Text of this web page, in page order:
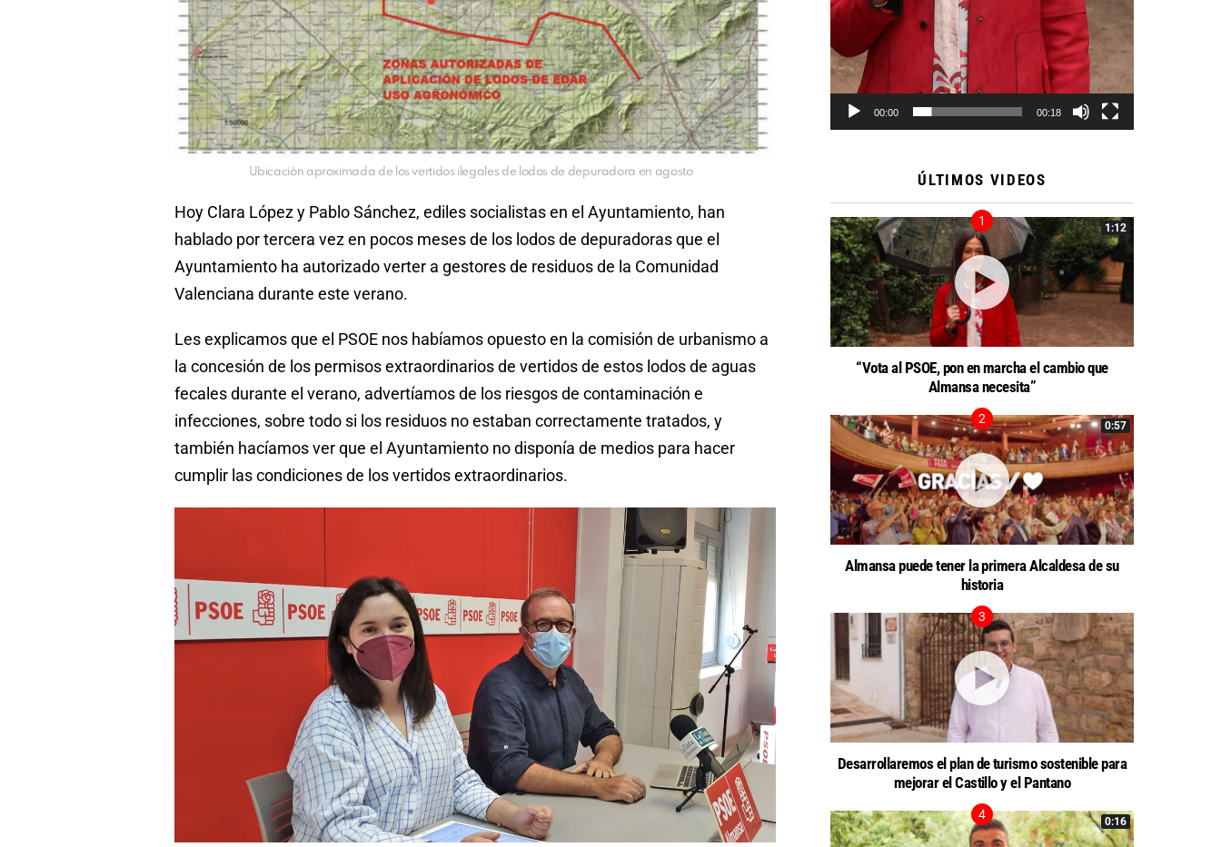
Ubicación aproximada de los vertidos ilegales de lodos de depuradora en agosto
Hoy Clara López y Pablo Sánchez, ediles socialistas en el Ayuntamiento, han
hablado por tercera vez en pocos meses de los lodos de depuradoras que el
Ayuntamiento ha autorizado verter a gestores de residuos de la Comunidad
Valenciana durante este verano.
Les explicamos que el PSOE nos habíamos opuesto en la comisión de urbanismo a
la concesión de los permisos extraordinarios de vertidos de estos lodos de aguas
fecales durante el verano, advertíamos de los riesgos de contaminación e
infecciones, sobre todo si los residuos no estaban correctamente tratados, y
también hacíamos ver que el Ayuntamiento no disponía de medios para hacer
cumplir las condiciones de los vertidos extraordinarios.
00:00 00:18
ÚLTIMOS VIDEOS
1:12
“Vota al PSOE, pon en marcha el cambio que
Almansa necesita”
0:57
Almansa puede tener la primera Alcaldesa de su
historia
Desarrollaremos el plan de turismo sostenible para
mejorar el Castillo y el Pantano
0:16